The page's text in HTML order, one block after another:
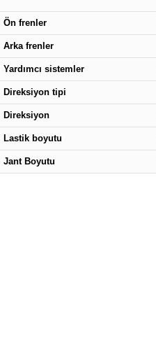
Ön frenler
Arka frenler
Yardımcı sistemler
Direksiyon tipi
Direksiyon
Lastik boyutu
Jant Boyutu